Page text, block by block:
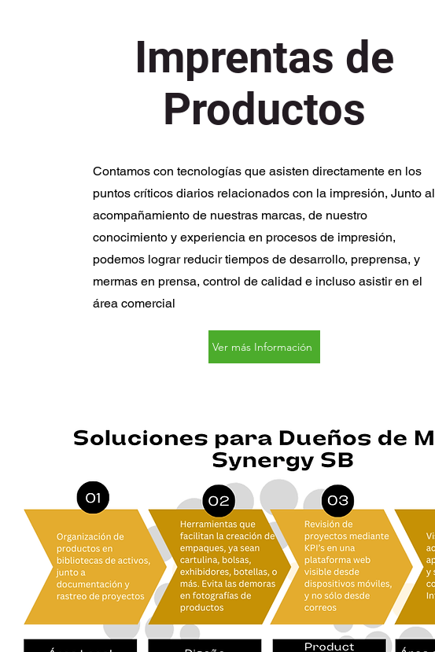
Imprentas de
Productos
Contamos con tecnologías que asisten directamente en los
puntos críticos diarios relacionados con la impresión, Junto al
acompañamiento de nuestras marcas, de nuestro
conocimiento y experiencia en procesos de impresión,
podemos lograr reducir tiempos de desarrollo, preprensa, y
mermas en prensa, control de calidad e incluso asistir en el
área comercial
Ver más Información